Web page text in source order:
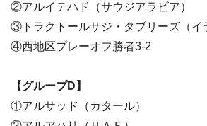
②アルイテハド（サウジアラビア）
③トラクトールサジ・タブリーズ（イ
④西地区プレーオフ勝者3-2
【グループD】
①アルサッド（カタール）